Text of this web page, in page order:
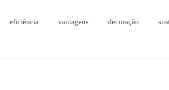
eficiência vantagens decoração